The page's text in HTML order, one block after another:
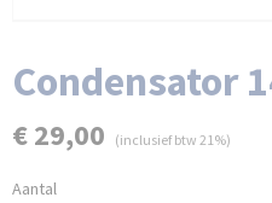
Condensator
€ 29,00 (inclusief btw 21%)
Aantal